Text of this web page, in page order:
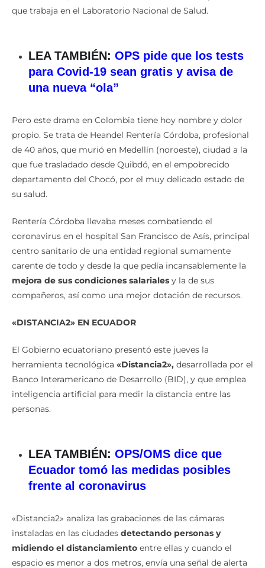
que trabaja en el Laboratorio Nacional de Salud.
LEA TAMBIÉN: OPS pide que los tests
para Covid-19 sean gratis y avisa de
una nueva “ola”
Pero este drama en Colombia tiene hoy nombre y dolor
propio. Se trata de Heandel Rentería Córdoba, profesional
de 40 años, que murió en Medellín (noroeste), ciudad a la
que fue trasladado desde Quibdó, en el empobrecido
departamento del Chocó, por el muy delicado estado de
su salud.
Rentería Córdoba llevaba meses combatiendo el
coronavirus en el hospital San Francisco de Asís, principal
centro sanitario de una entidad regional sumamente
carente de todo y desde la que pedía incansablemente la
mejora de sus condiciones salariales y la de sus
compañeros, así como una mejor dotación de recursos.
«DISTANCIA2» EN ECUADOR
El Gobierno ecuatoriano presentó este jueves la
herramienta tecnológica «Distancia2», desarrollada por el
Banco Interamericano de Desarrollo (BID), y que emplea
inteligencia artificial para medir la distancia entre las
personas.
LEA TAMBIÉN: OPS/OMS dice que
Ecuador tomó las medidas posibles
frente al coronavirus
«Distancia2» analiza las grabaciones de las cámaras
instaladas en las ciudades detectando personas y
midiendo el distanciamiento entre ellas y cuando el
espacio es menor a dos metros, envía una señal de alerta